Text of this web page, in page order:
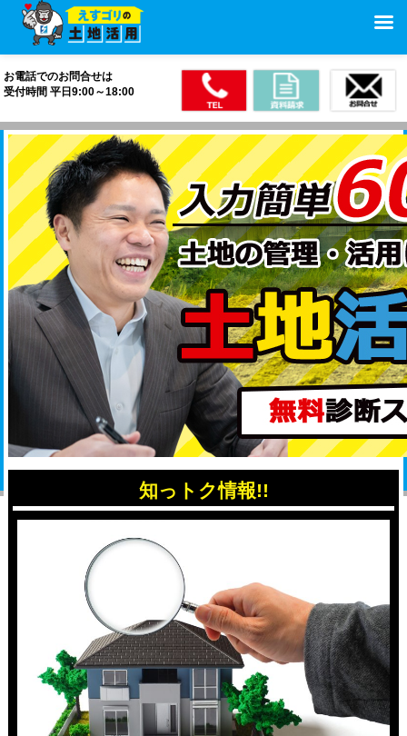
お電話でのお問合せは
受付時間 平日9:00～18:00
知っトク情報!!